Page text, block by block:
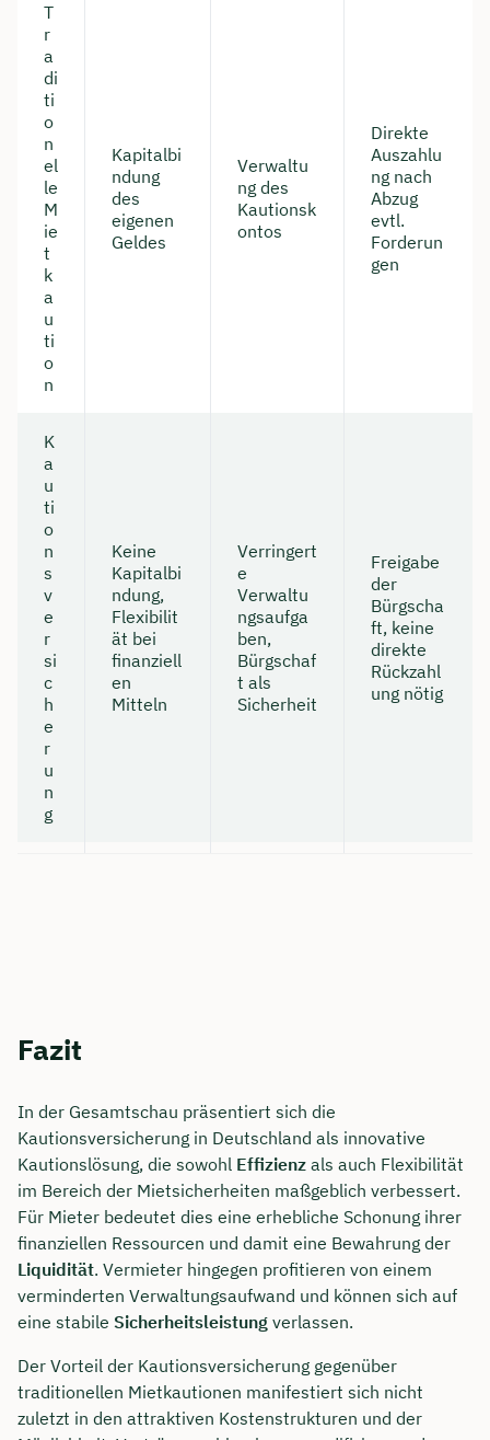
T
r
a
di
ti
o
n
el
le
M
ie
t
k
a
u
ti
o
n
Kapitalbi
ndung
des
eigenen
Geldes
Verwaltu
ng des
Kautionsk
ontos
Direkte
Auszahlu
ng nach
Abzug
evtl.
Forderun
gen
K
a
u
ti
o
n
s
v
e
r
si
c
h
e
r
u
n
g
Keine
Kapitalbi
ndung,
Flexibilit
ät bei
finanziell
en
Mitteln
Verringert
e
Verwaltu
ngsaufga
ben,
Bürgschaf
t als
Sicherheit
Freigabe
der
Bürgscha
ft, keine
direkte
Rückzahl
ung nötig
Fazit
In der Gesamtschau präsentiert sich die
Kautionsversicherung in Deutschland als innovative
Kautionslösung, die sowohl Effizienz als auch Flexibilität
im Bereich der Mietsicherheiten maßgeblich verbessert.
Für Mieter bedeutet dies eine erhebliche Schonung ihrer
finanziellen Ressourcen und damit eine Bewahrung der
Liquidität. Vermieter hingegen profitieren von einem
verminderten Verwaltungsaufwand und können sich auf
eine stabile Sicherheitsleistung verlassen.
Der Vorteil der Kautionsversicherung gegenüber
traditionellen Mietkautionen manifestiert sich nicht
zuletzt in den attraktiven Kostenstrukturen und der